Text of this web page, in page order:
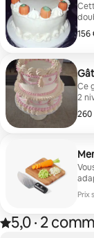
156
156
Ce
2
260
260
Prix
5,0 sur 5 étoiles,
5,0
, · 2